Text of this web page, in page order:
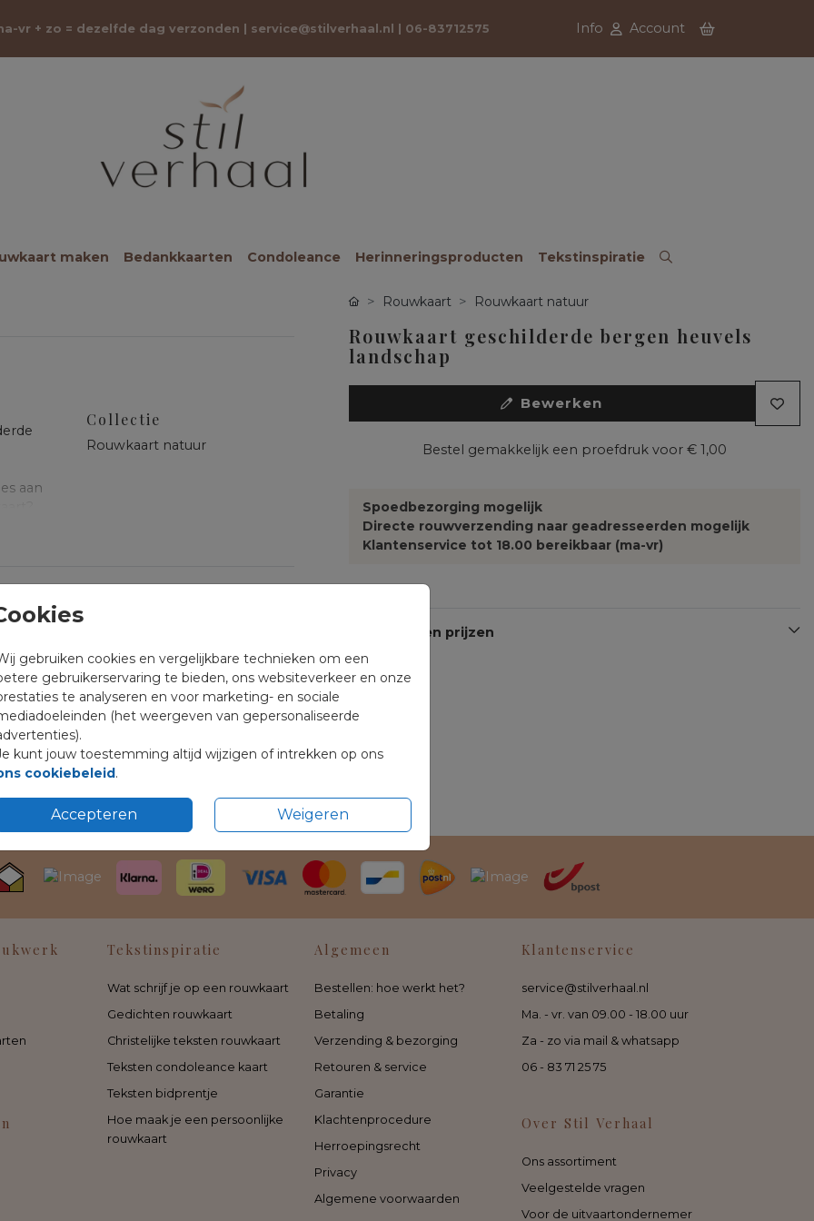
vr + zo = dezelfde dag verzonden | service@stilverhaal.nl 06-83712575 Info Account
maken Bedankkaarten Condoleance Herinneringsproducten Tekstinspiratie
gebruiken cookies en vergelijkbare technieken om een
gebruikerservaring te bieden, ons websiteverkeer en onze
te analyseren en voor marketing- en sociale
(het weergeven van gepersonaliseerde
kunt jouw toestemming altijd wijzigen of intrekken op ons
cookiebeleid.
Accepteren Weigeren
aan
Collectie
Rouwkaart natuur
Rouwkaart Rouwkaart natuur
Rouwkaart geschilderde bergen heuvels
landschap
Bewerken
Bestel gemakkelijk een proefdruk voor € 1,00
Spoedbezorging mogelijk
Directe rouwverzending naar geadresseerden mogelijk
Klantenservice tot 18.00 bereikbaar (ma-vr)
Formaten en prijzen
Tekstinspiratie
Wat schrijf je op een rouwkaart
Gedichten rouwkaart
Christelijke teksten rouwkaart
Teksten condoleance kaart
Teksten bidprentje
Hoe maak je een persoonlijke
rouwkaart
Algemeen
Bestellen: hoe werkt het?
Betaling
Verzending & bezorging
Retouren & service
Garantie
Klachtenprocedure
Herroepingsrecht
Privacy
Algemene voorwaarden
Klantenservice
service@stilverhaal.nl
Ma. - vr. van 09.00 - 18.00 uur
Za - zo via mail & whatsapp
06 - 83 71 25 75
Over Stil Verhaal
Ons assortiment
Veelgestelde vragen
Voor de uitvaartondernemer